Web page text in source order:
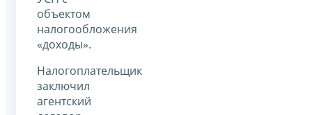
объектом
налогообложения
«доходы».
Налогоплательщик
заключил
агентский